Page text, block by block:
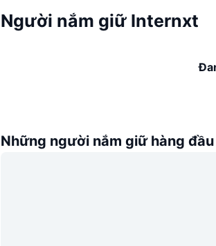
Người nắm giữ Internxt
Những người nắm giữ hàng đầu